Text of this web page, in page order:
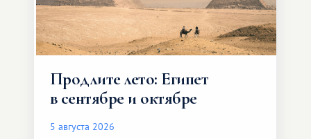
Продлите лето: Египет
в сентябре и октябре
5 августа 2026